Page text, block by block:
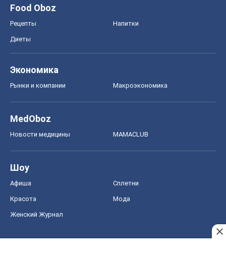
Food Oboz
Рецепты Напитки
Диеты
Экономика
Рынки и компании Mакроэкономика
MedOboz
Новости медицины MAMACLUB
Шоу
Афиша Сплетни
Красота Мода
Женский Журнал